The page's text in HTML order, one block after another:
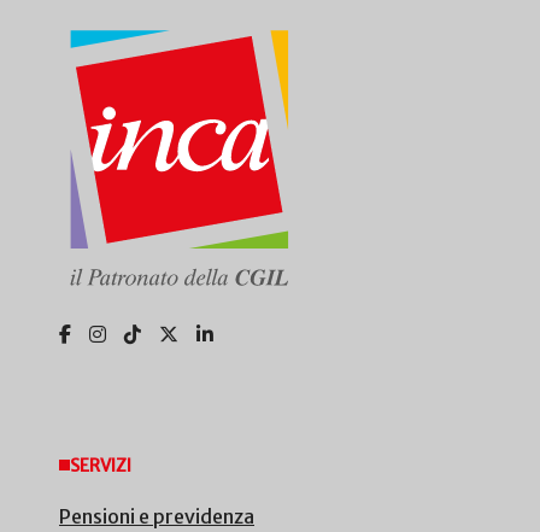
SERVIZI
Pensioni e previdenza